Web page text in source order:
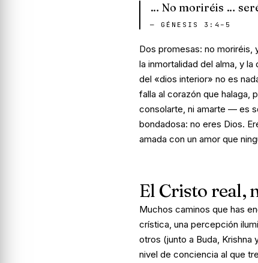
… No moriréis …
— GÉNESIS 3:4–5
Dos promesas: no moriréis,
la inmortalidad del alma, y
del «dios interior» no es
falla al corazón que halaga,
consolarte, ni amarte — es
bondadosa: no eres Dios.
amada con un amor que
El Cristo real,
Muchos caminos que has
crística, una percepción
otros (junto a Buda, Krishna
nivel de conciencia al que